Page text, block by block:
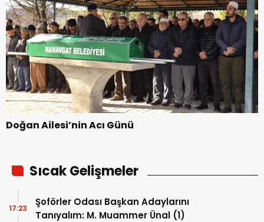
Doğan Ailesi’nin Acı Günü
Sıcak Gelişmeler
Şoförler Odası Başkan Adaylarını
Tanıyalım: M. Muammer Ünal (1)
17:23